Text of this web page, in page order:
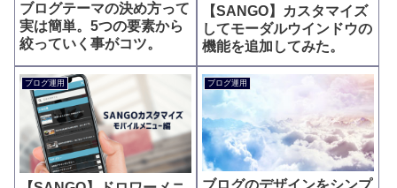
ブログテーマの決め方って
実は簡単。5つの要素から
絞っていく事がコツ。
【SANGO】カスタマイズ
してモーダルウインドウの
機能を追加してみた。
ブログ運用 ブログ運用
ブログのデザインをシンプ